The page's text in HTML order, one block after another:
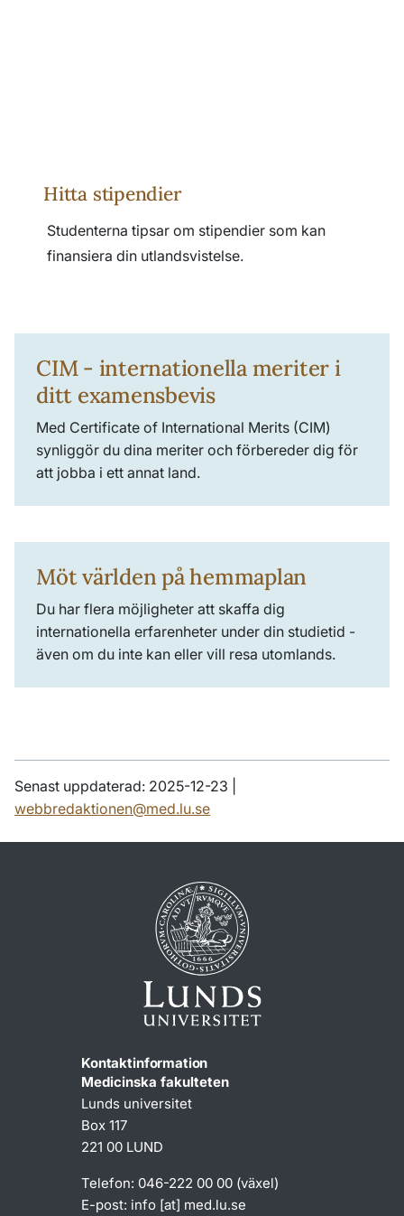
Hitta stipendier
Studenterna tipsar om stipendier som kan
finansiera din utlandsvistelse.
CIM - internationella meriter i
ditt examensbevis
Med Certificate of International Merits (CIM)
synliggör du dina meriter och förbereder dig för
att jobba i ett annat land.
Möt världen på hemmaplan
Du har flera möjligheter att skaffa dig
internationella erfarenheter under din studietid -
även om du inte kan eller vill resa utomlands.
Senast uppdaterad: 2025-12-23 |
webbredaktionen@med.lu.se
Kontaktinformation
Medicinska fakulteten
Lunds universitet
Box 117
221 00 LUND
Telefon: 046-222 00 00 (växel)
E-post: info [at] med.lu.se